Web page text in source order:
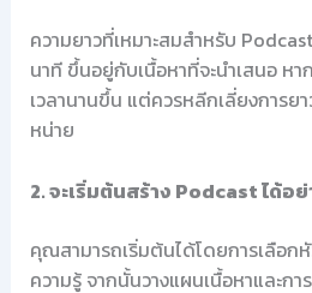
ความยาวที่เหมาะสมสำหรับ
นาที ขึ้นอยู่กับเนื้อหาที่จะนำเสนอ หา
เวลานานขึ้น แต่ควรหลีกเลี่ยงการย
หน่าย
2. จะเริ่มต้นสร้าง Podcast ได้อย่
คุณสามารถเริ่มต้นได้โดยการเลือก
ความรู้ จากนั้นวางแผนเนื้อหาและก